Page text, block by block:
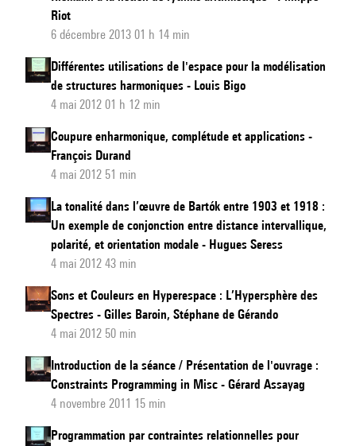
jugement
du
temps
suivi
quelques
considérations
intempestives
le
temps
passe…
Riot
6 décembre 2013 01 h 14 min
Différentes utilisations de l'espace pour la modélisation
de structures harmoniques - Louis Bigo
4 mai 2012 01 h 12 min
Coupure enharmonique, complétude et applications -
François Durand
4 mai 2012 51 min
La tonalité dans l’œuvre de Bartók entre 1903 et 1918 :
Un exemple de conjonction entre distance intervallique,
polarité, et orientation modale - Hugues Seress
4 mai 2012 43 min
Sons et Couleurs en Hyperespace : L’Hypersphère des
Spectres - Gilles Baroin, Stéphane de Gérando
4 mai 2012 50 min
Introduction de la séance / Présentation de l'ouvrage :
Constraints Programming in Misc - Gérard Assayag
4 novembre 2011 15 min
Programmation par contraintes relationnelles pour